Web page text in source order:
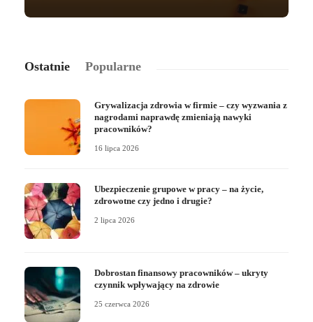
Ostatnie Popularne
Grywalizacja zdrowia w firmie – czy wyzwania z
nagrodami naprawdę zmieniają nawyki
pracowników?
16 lipca 2026
Ubezpieczenie grupowe w pracy – na życie,
zdrowotne czy jedno i drugie?
2 lipca 2026
Dobrostan finansowy pracowników – ukryty
czynnik wpływający na zdrowie
25 czerwca 2026